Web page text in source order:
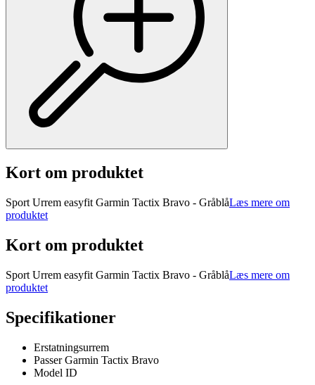
Kort om produktet
Sport Urrem easyfit Garmin Tactix Bravo - GråblåLæs mere om
produktet
Kort om produktet
Sport Urrem easyfit Garmin Tactix Bravo - GråblåLæs mere om
produktet
Specifikationer
Erstatningsurrem
Passer Garmin Tactix Bravo
Model ID